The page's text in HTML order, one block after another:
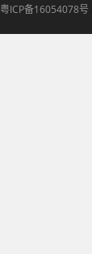
粤ICP备16054078号